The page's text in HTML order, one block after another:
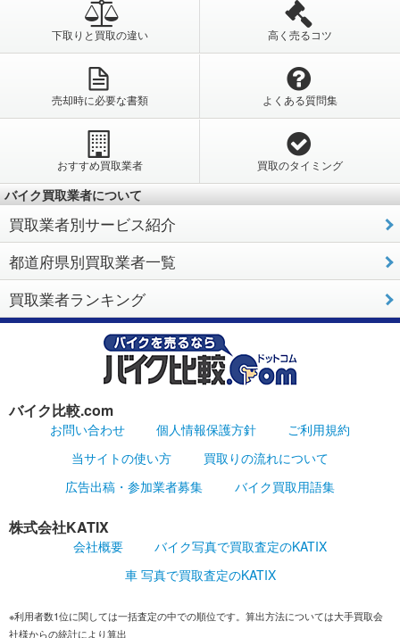
下取りと買取の違い 高く売るコツ
売却時に必要な書類 よくある質問集
おすすめ買取業者 買取のタイミング
バイク買取業者について
買取業者別サービス紹介
都道府県別買取業者一覧
買取業者ランキング
バイク比較.com
お問い合わせ 個人情報保護方針
ご利用規約
当サイトの使い方
買取りの流れについて
広告出稿・参加業者募集
バイク買取用語集
株式会社KATIX
会社概要
バイク写真で買取査定のKATIX
車 写真で買取査定のKATIX
※利用者数1位に関しては一括査定の中での順位です。算出方法については大手買取会
社様からの統計により算出